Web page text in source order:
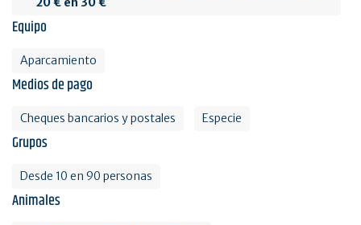
Equipo
Aparcamiento
Medios de pago
Cheques bancarios y postales Especie
Grupos
Desde 10 en 90 personas
Animales